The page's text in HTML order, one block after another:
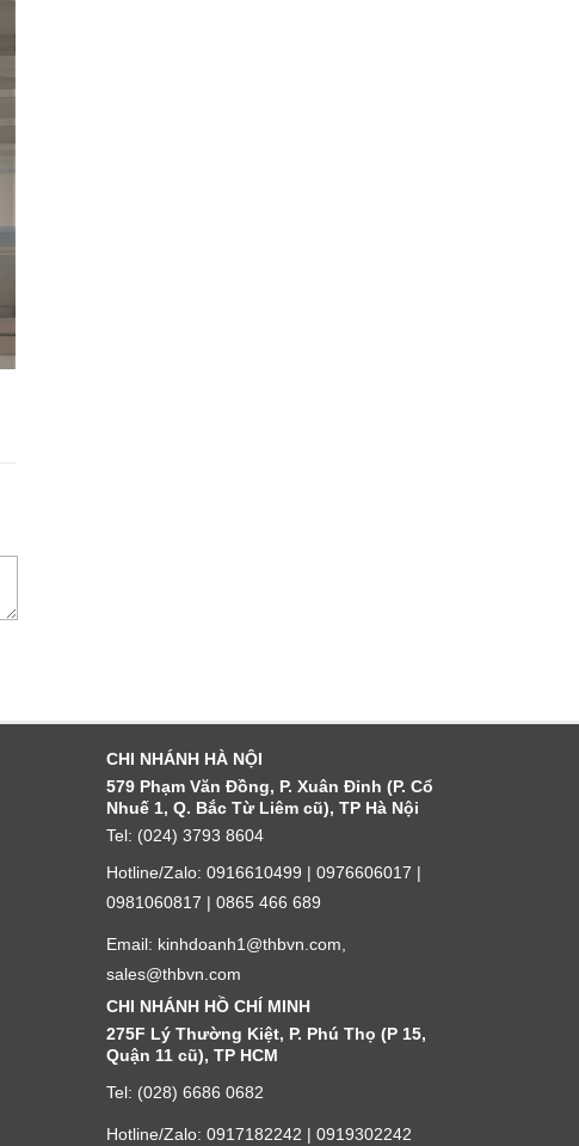
CHI NHÁNH HÀ NỘI
579 Phạm Văn Đồng, P. Xuân Đỉnh (P. Cổ
Nhuế 1, Q. Bắc Từ Liêm cũ), TP Hà Nội
Tel: (024) 3793 8604
Hotline/Zalo: 0916610499 | 0976606017 |
0981060817 | 0865 466 689
Email: kinhdoanh1@thbvn.com,
sales@thbvn.com
CHI NHÁNH HỒ CHÍ MINH
275F Lý Thường Kiệt, P. Phú Thọ (P 15,
Quận 11 cũ), TP HCM
Tel: (028) 6686 0682
Hotline/Zalo: 0917182242 | 0919302242